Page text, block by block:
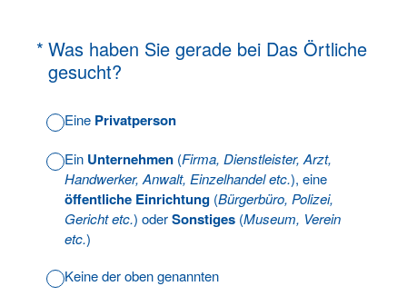
* Was haben Sie gerade bei Das Örtliche
gesucht?
(Erforderlich.)
Eine Privatperson
Ein Unternehmen (Firma, Dienstleister, Arzt,
Handwerker, Anwalt, Einzelhandel etc.), eine
öffentliche Einrichtung (Bürgerbüro, Polizei,
Gericht etc.) oderSonstiges (Museum, Verein
etc.)
Keine der oben genannten